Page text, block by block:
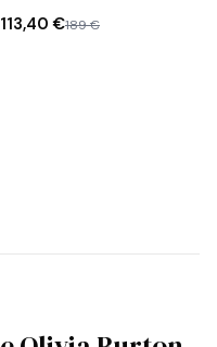
113,40 €189 €